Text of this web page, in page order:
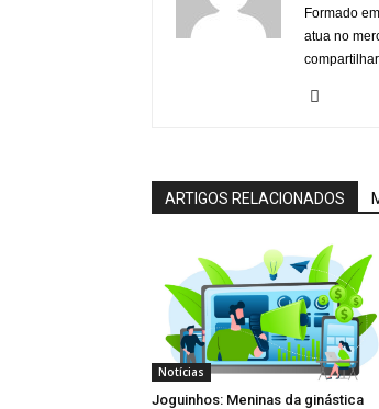
Formado
atua no
ARTIGOS RELACIONADOS
Notícias
Joguinhos: Meninas da ginástica